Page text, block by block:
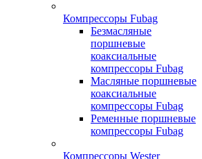
Компрессоры Fubag
Безмасляные
поршневые
коаксиальные
компрессоры Fubag
Масляные поршневые
коаксиальные
компрессоры Fubag
Ременные поршневые
компрессоры Fubag
Компрессоры Wester